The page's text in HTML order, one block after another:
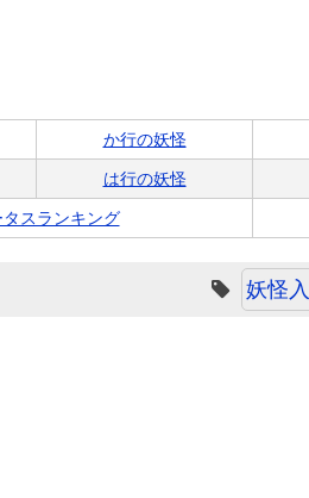
か行の妖怪
は行の妖怪
タスランキング
妖怪